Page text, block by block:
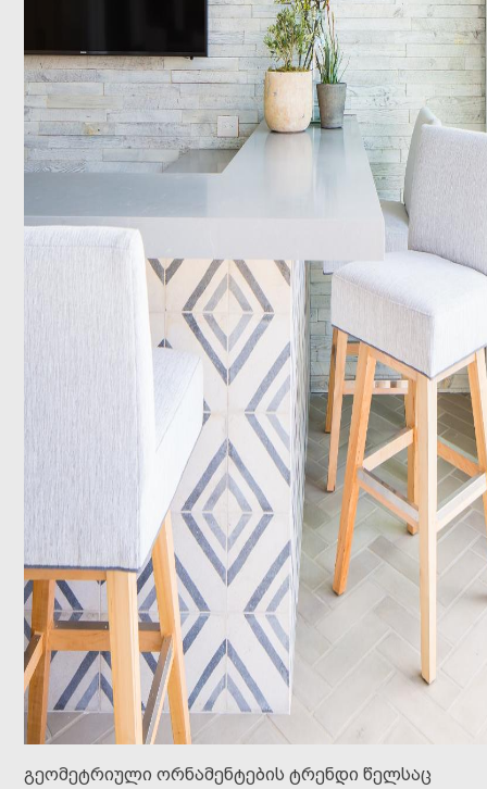
გეომეტრიული ორნამენტების ტრენდი წელსაც